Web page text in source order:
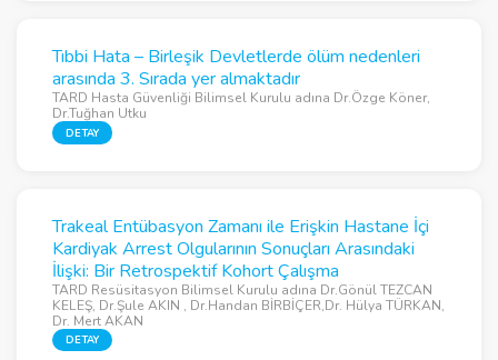
Tıbbi Hata – Birleşik Devletlerde ölüm nedenleri
arasında 3. Sırada yer almaktadır
TARD Hasta Güvenliği Bilimsel Kurulu adına Dr.Özge Köner,
Dr.Tuğhan Utku
DETAY
Trakeal Entübasyon Zamanı ile Erişkin Hastane İçi
Kardiyak Arrest Olgularının Sonuçları Arasındaki
İlişki: Bir Retrospektif Kohort Çalışma
TARD Resüsitasyon Bilimsel Kurulu adına Dr.Gönül TEZCAN
KELEŞ, Dr.Şule AKIN , Dr.Handan BİRBİÇER,Dr. Hülya TÜRKAN,
Dr. Mert AKAN
DETAY